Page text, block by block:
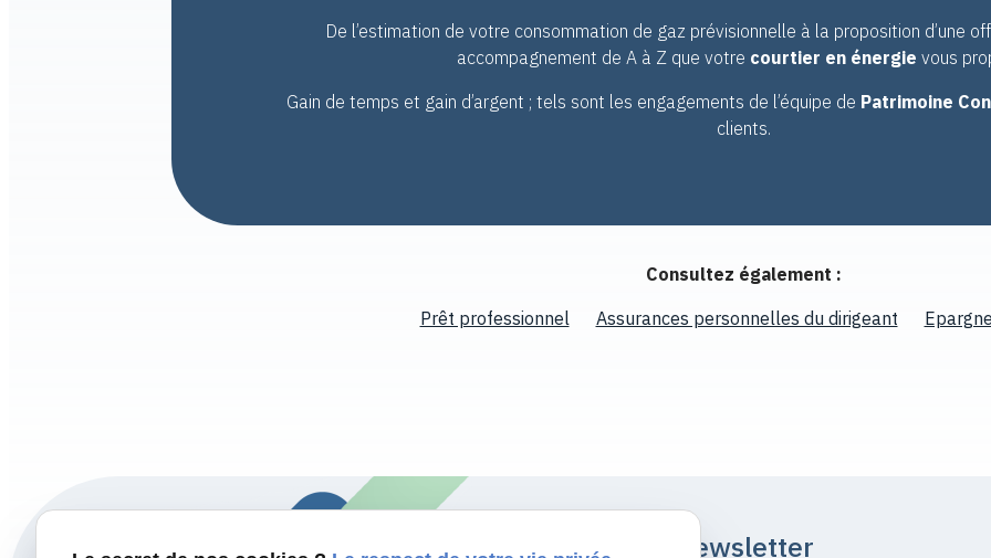
De l’estimation de votre consommation de gaz prévisionnelle à la proposition d’une
accompagnement de A à Z que votre courtier en énergie vous
Gain de temps et gain d’argent ; tels sont les engagements de l’équipe de Patrimoine
clients.
Consultez également :
Prêt professionnel
Assurances personnelles du dirigeant
Newsletter